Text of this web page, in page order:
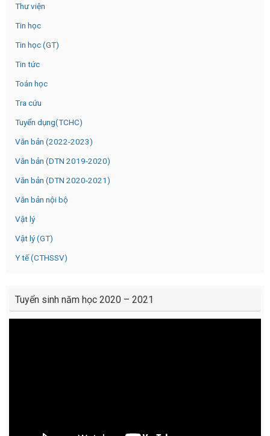
Thư viện
Tin học
Tin học (GT)
Tin tức
Toán học
Tra cứu
Tuyển dụng(TCHC)
Văn bản (2022-2023)
Văn bản (DTN 2019-2020)
Văn bản (DTN 2020-2021)
Văn bản nội bộ
Vật lý
Vật lý (GT)
Y tế (CTHSSV)
Tuyển sinh năm học 2020 – 2021